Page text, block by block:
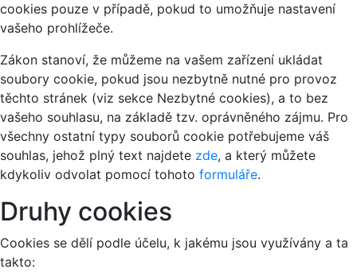
cookies pouze v případě, pokud to umožňuje nastavení
vašeho prohlížeče.
Zákon stanoví, že můžeme na vašem zařízení ukládat
soubory cookie, pokud jsou nezbytně nutné pro provoz
těchto stránek (viz sekce Nezbytné cookies), a to bez
vašeho souhlasu, na základě tzv. oprávněného zájmu. Pro
všechny ostatní typy souborů cookie potřebujeme váš
souhlas, jehož plný text najdete zde, a který můžete
kdykoliv odvolat pomocí tohoto formuláře.
Druhy cookies
Cookies se dělí podle účelu, k jakému jsou využívány a ta
takto: